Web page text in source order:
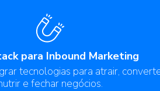
para Inbound Marketing
tecnologias para atrair,
e fechar negócios.